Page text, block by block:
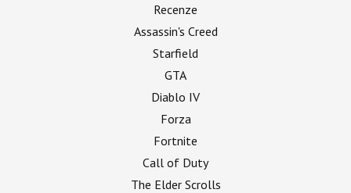
Recenze
Assassin's Creed
Starfield
GTA
Diablo IV
Forza
Fortnite
Call of Duty
The Elder Scrolls